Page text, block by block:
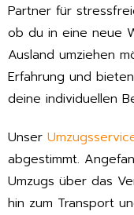
Partner für
ob du in eine neue
Ausland umziehen
Erfahrung und
deine individuellen
Unser
abgestimmt.
Umzugs über das
hin zum Transport